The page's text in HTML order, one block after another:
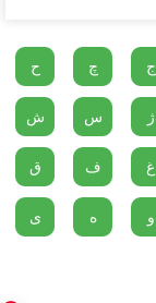
ج چ ح
ژ س ش
غ ف ق
و ه ی